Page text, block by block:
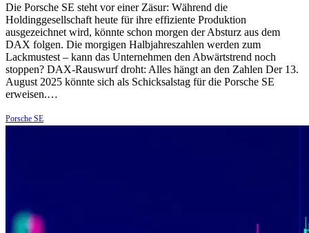
Die Porsche SE steht vor einer Zäsur: Während die
Holdinggesellschaft heute für ihre effiziente Produktion
ausgezeichnet wird, könnte schon morgen der Absturz aus dem
DAX folgen. Die morgigen Halbjahreszahlen werden zum
Lackmustest – kann das Unternehmen den Abwärtstrend noch
stoppen? DAX-Rauswurf droht: Alles hängt an den Zahlen Der 13.
August 2025 könnte sich als Schicksalstag für die Porsche SE
erweisen.…
Porsche SE